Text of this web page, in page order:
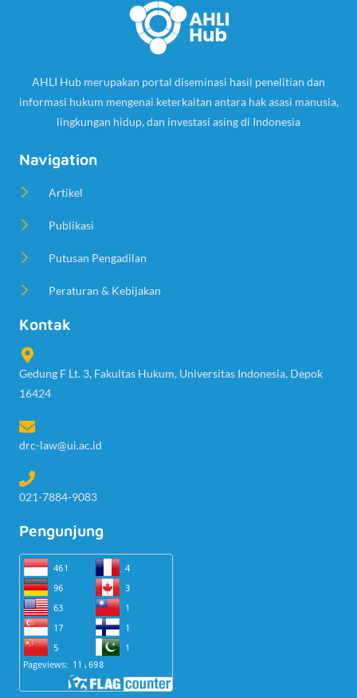
AHLI Hub merupakan portal diseminasi hasil penelitian dan
informasi hukum mengenai keterkaitan antara hak asasi manusia,
lingkungan hidup, dan investasi asing di Indonesia
Navigation
Artikel
Publikasi
Putusan Pengadilan
Peraturan & Kebijakan
Kontak
Gedung F Lt. 3, Fakultas Hukum, Universitas Indonesia, Depok
16424
drc-law@ui.ac.id
021-7884-9083
Pengunjung